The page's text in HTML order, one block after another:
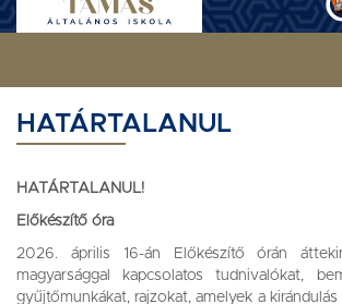
HATÁRTALANUL
HATÁRTALANUL!
Előkészítő óra
2026. április 16-án Előkészítő órán
magyarsággal kapcsolatos tudnivalókat,
gyűjtőmunkákat, rajzokat, amelyek a kirándulás